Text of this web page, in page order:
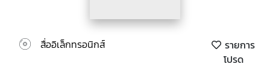
สื่ออิเล็กทรอนิกส์
รายการ
โปรด